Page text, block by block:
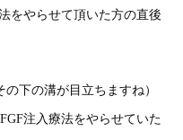
をやらせて頂いた方の直後
下の溝が目立ちますね）
注入療法をやらせていた